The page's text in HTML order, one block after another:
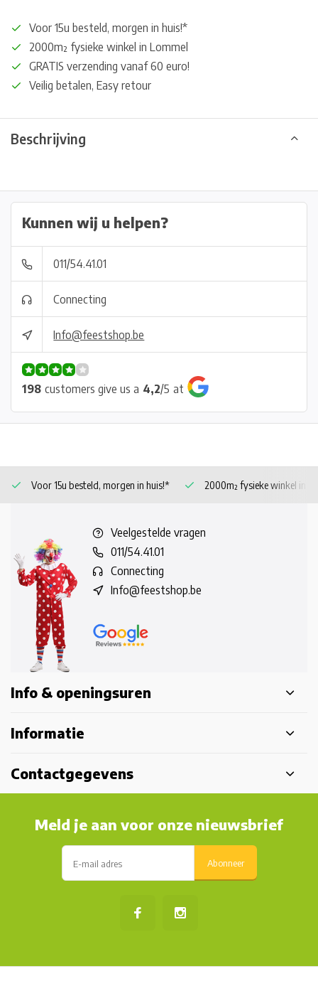
Voor 15u besteld, morgen in huis!*
2000m² fysieke winkel in Lommel
GRATIS verzending vanaf 60 euro!
Veilig betalen, Easy retour
Beschrijving
Kunnen wij u helpen?
011/54.41.01
Connecting
Info@feestshop.be
198 customers give us a 4,2/5 at
Voor 15u besteld, morgen in huis!* 2000m² fysieke winkel in
Veelgestelde vragen
011/54.41.01
Connecting
Info@feestshop.be
Info & openingsuren
Informatie
Contactgegevens
Meld je aan voor onze nieuwsbrief
Abonneer